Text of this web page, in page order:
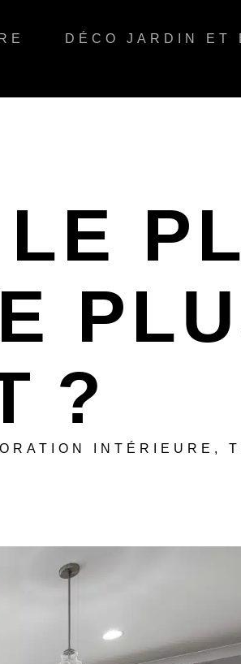
DÉCO JARDIN ET
?
INTÉRIEURE ,